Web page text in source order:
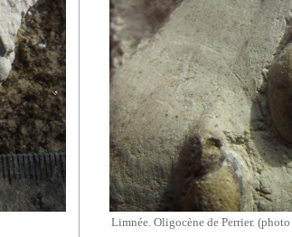
Limnée. Oligocène de Perrier.